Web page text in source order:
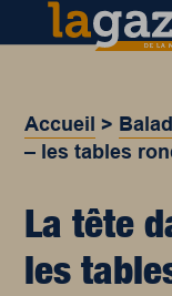
Accueil >
– les tables
La tête
les